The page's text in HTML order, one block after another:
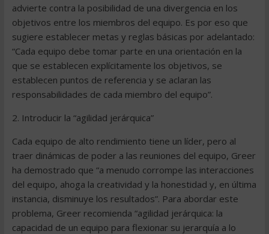
advierte contra la posibilidad de una divergencia en los
objetivos entre los miembros del equipo. Es por eso que
sugiere establecer metas y reglas básicas por adelantado:
“Cada equipo debe tomar parte en una orientación en la
que se establecen explícitamente los objetivos, se
establecen puntos de referencia y se aclaran las
responsabilidades de cada miembro del equipo”.
2. Introducir la “agilidad jerárquica”
Cada equipo de alto rendimiento tiene un líder, pero al
traer dinámicas de poder a las reuniones del equipo, Greer
ha demostrado que “a menudo corrompe las interacciones
del equipo, ahoga la creatividad y la honestidad y, en última
instancia, disminuye los resultados”. Para abordar este
problema, Greer recomienda “agilidad jerárquica: la
capacidad de un equipo para flexionar su jerarquía a lo